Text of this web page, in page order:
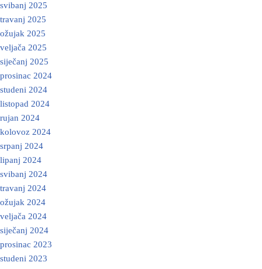
svibanj 2025
travanj 2025
ožujak 2025
veljača 2025
siječanj 2025
prosinac 2024
studeni 2024
listopad 2024
rujan 2024
kolovoz 2024
srpanj 2024
lipanj 2024
svibanj 2024
travanj 2024
ožujak 2024
veljača 2024
siječanj 2024
prosinac 2023
studeni 2023